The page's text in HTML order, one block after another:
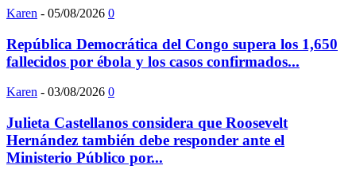
Karen - 05/08/2026 0
República Democrática del Congo supera los 1,650
fallecidos por ébola y los casos confirmados...
Karen - 03/08/2026 0
Julieta Castellanos considera que Roosevelt
Hernández también debe responder ante el
Ministerio Público por...